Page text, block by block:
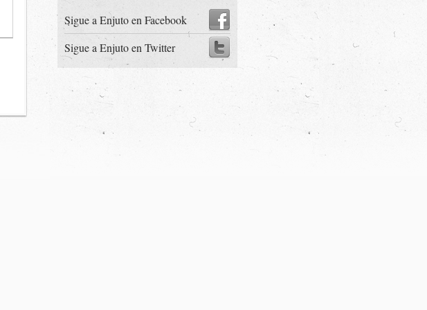
Sigue a Enjuto en Facebook
Sigue a Enjuto en Twitter